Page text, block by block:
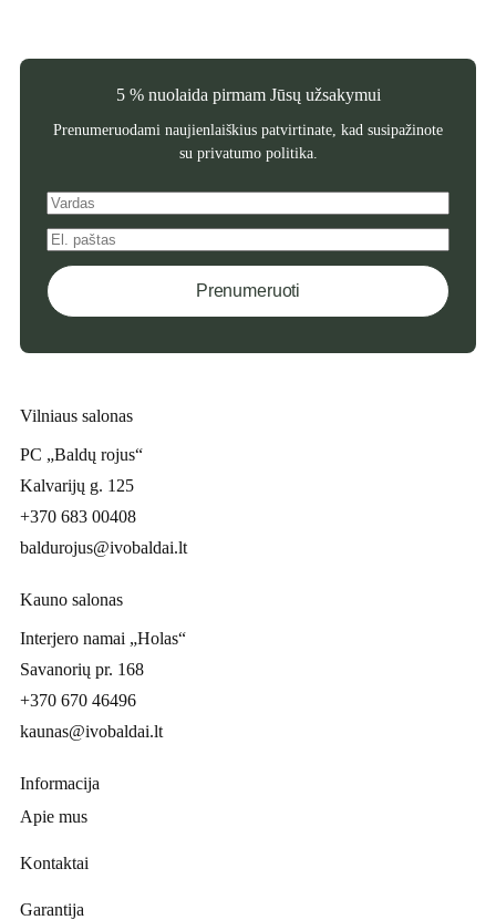
5 % nuolaida pirmam Jūsų užsakymui
Prenumeruodami naujienlaiškius patvirtinate, kad susipažinote
su privatumo politika.
Prenumeruoti
Vilniaus salonas
PC „Baldų rojus“
Kalvarijų g. 125
+370 683 00408
baldurojus@ivobaldai.lt
Kauno salonas
Interjero namai „Holas“
Savanorių pr. 168
+370 670 46496
kaunas@ivobaldai.lt
Informacija
Apie mus
Kontaktai
Garantija